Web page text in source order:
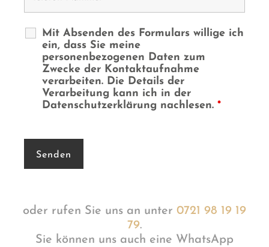
Mit Absenden des Formulars willige ich
ein, dass Sie meine
personenbezogenen Daten zum
Zwecke der Kontaktaufnahme
verarbeiten. Die Details der
Verarbeitung kann ich in der
Datenschutzerklärung nachlesen. *
oder rufen Sie uns an unter 0721 98 19 19
79.
Sie können uns auch eine WhatsApp